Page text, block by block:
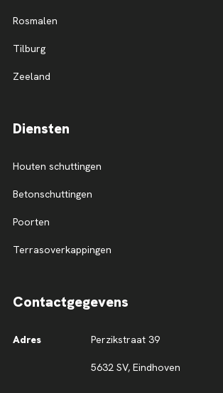
Rosmalen
Tilburg
Zeeland
Diensten
Houten schuttingen
Betonschuttingen
Poorten
Terrasoverkappingen
Contactgegevens
Adres Perzikstraat 39
5632 SV, Eindhoven